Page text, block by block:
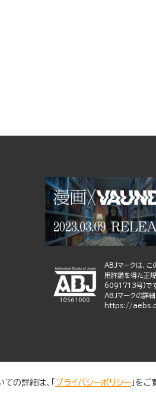
ABJマークは、こ
用許諾を得た正
6091713号)です
ABJマークの詳細
https://
の詳細は、「 プライバシーポリシー 」を